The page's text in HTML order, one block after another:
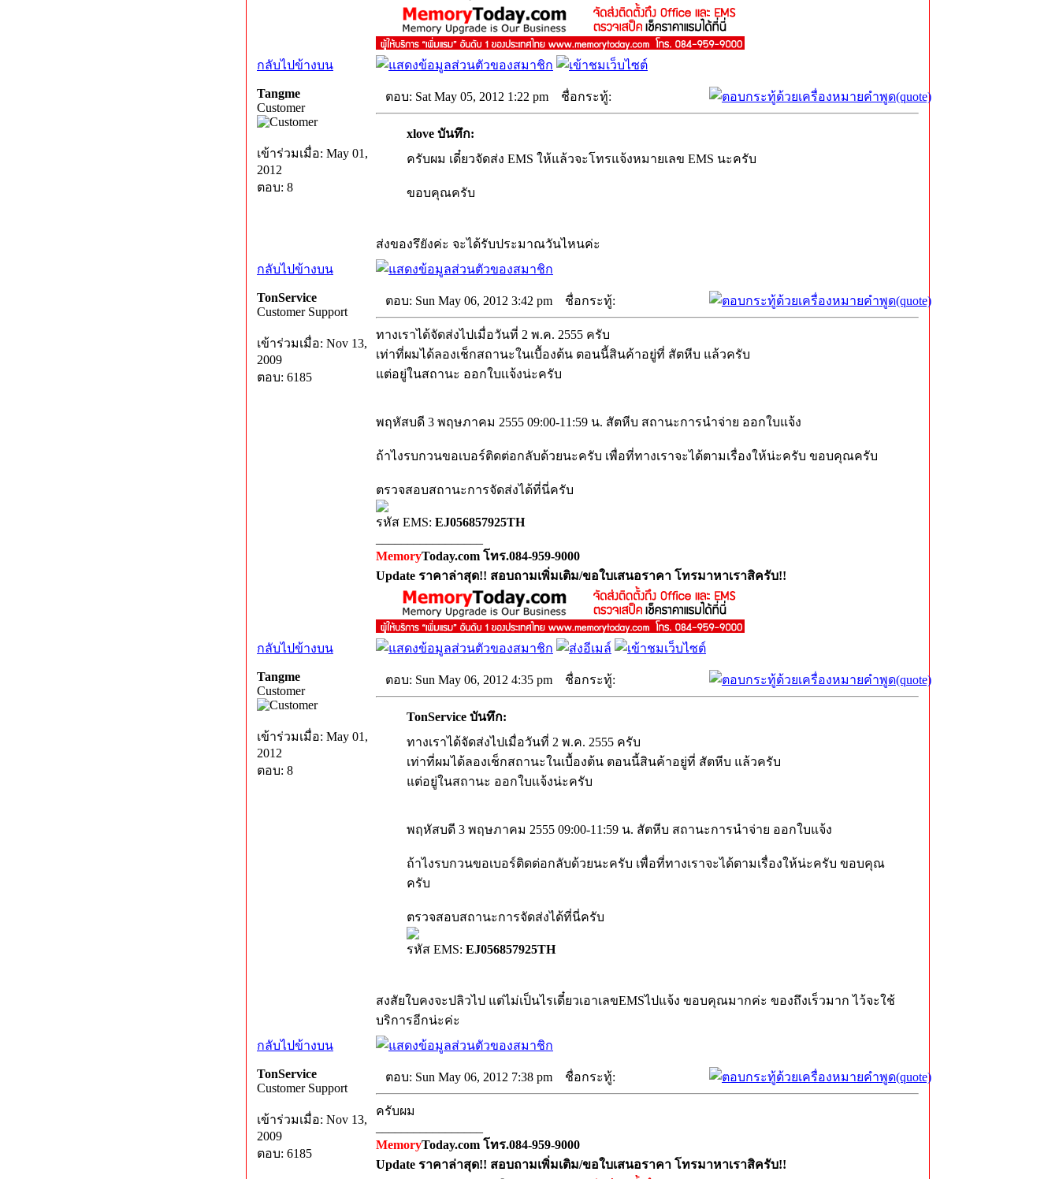
กลับไปข้างบน
Tangme
Customer
เข้าร่วมเมื่อ: May 01,
2012
ตอบ: 8
ตอบ: Sat May 05, 2012 1:22 pm ชื่อกระทู้:
xlove บันทึก:
ครับผม เดี๋ยวจัดส่ง EMS ให้แล้วจะโทรแจ้งหมายเลข EMS นะครับ
ขอบคุณครับ
ส่งของรึยังค่ะ จะได้รับประมาณวันไหนค่ะ
กลับไปข้างบน
TonService
Customer Support
เข้าร่วมเมื่อ: Nov 13,
2009
ตอบ: 6185
ตอบ: Sun May 06, 2012 3:42 pm ชื่อกระทู้:
ทางเราได้จัดส่งไปเมื่อวันที่ 2 พ.ค. 2555 ครับ
เท่าที่ผมได้ลองเช็กสถานะในเบื้องต้น ตอนนี้สินค้าอยู่ที่ สัตหีบ แล้วครับ
แต่อยู่ในสถานะ ออกใบเเจ้งน่ะครับ
พฤหัสบดี 3 พฤษภาคม 2555 09:00-11:59 น. สัตหีบ สถานะการนำจ่าย ออกใบแจ้ง
ถ้าไงรบกวนขอเบอร์ติดต่อกลับด้วยนะครับ เพื่อที่ทางเราจะได้ตามเรื่องให้น่ะครับ ขอบคุณครับ
ตรวจสอบสถานะการจัดส่งได้ที่นี่ครับ
รหัส EMS: EJ056857925TH
MemoryToday.com โทร.084-959-9000
Update ราคาล่าสุด!! สอบถามเพิ่มเติม/ขอใบเสนอราคา โทรมาหาเราสิครับ!!
กลับไปข้างบน
Tangme
Customer
เข้าร่วมเมื่อ: May 01,
2012
ตอบ: 8
ตอบ: Sun May 06, 2012 4:35 pm ชื่อกระทู้:
TonService บันทึก:
ทางเราได้จัดส่งไปเมื่อวันที่ 2 พ.ค. 2555 ครับ
เท่าที่ผมได้ลองเช็กสถานะในเบื้องต้น ตอนนี้สินค้าอยู่ที่ สัตหีบ แล้วครับ
แต่อยู่ในสถานะ ออกใบเเจ้งน่ะครับ
พฤหัสบดี 3 พฤษภาคม 2555 09:00-11:59 น. สัตหีบ สถานะการนำจ่าย ออกใบแจ้ง
ถ้าไงรบกวนขอเบอร์ติดต่อกลับด้วยนะครับ เพื่อที่ทางเราจะได้ตามเรื่องให้น่ะครับ ขอบคุณ
ครับ
ตรวจสอบสถานะการจัดส่งได้ที่นี่ครับ
รหัส EMS: EJ056857925TH
สงสัยใบคงจะปลิวไป แต่ไม่เป็นไรเดี๋ยวเอาเลขEMSไปแจ้ง ขอบคุณมากค่ะ ของถึงเร็วมาก ไว้จะใช้
บริการอีกน่ะค่ะ
กลับไปข้างบน
TonService
Customer Support
เข้าร่วมเมื่อ: Nov 13,
2009
ตอบ: 6185
ตอบ: Sun May 06, 2012 7:38 pm ชื่อกระทู้:
ครับผม
MemoryToday.com โทร.084-959-9000
Update ราคาล่าสุด!! สอบถามเพิ่มเติม/ขอใบเสนอราคา โทรมาหาเราสิครับ!!